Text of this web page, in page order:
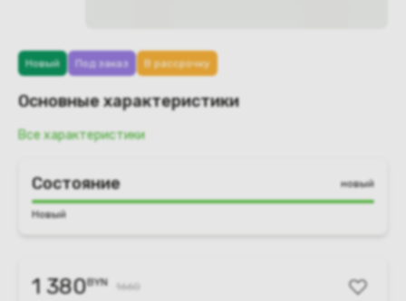
Новый Под заказ В рассрочку
Основные характеристики
Все характеристики
Состояние новый
Новый
1 380BYN 1660